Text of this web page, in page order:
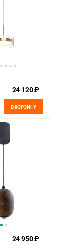
24 120 ₽
В КОРЗИНУ
24 950 ₽